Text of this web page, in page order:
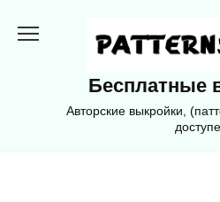
Бесплатные
Авторские выкройки,
доступе